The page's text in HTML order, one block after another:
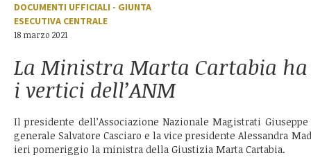
DOCUMENTI UFFICIALI - GIUNTA
ESECUTIVA CENTRALE
18 marzo 2021
La Ministra Marta Cartabia
i vertici dell’ANM
Il presidente dell’Associazione Nazionale Magistrati
generale Salvatore Casciaro e la vice presidente Alessandra
ieri pomeriggio la ministra della Giustizia Marta Cartabia.